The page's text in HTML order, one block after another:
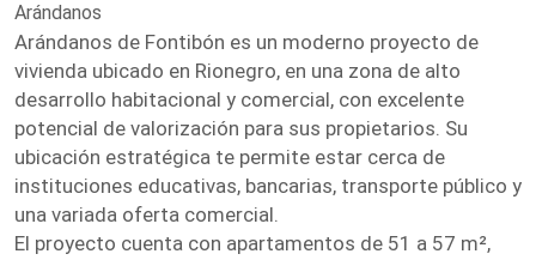
Arándanos
Arándanos de Fontibón es un moderno proyecto de
vivienda ubicado en Rionegro, en una zona de alto
desarrollo habitacional y comercial, con excelente
potencial de valorización para sus propietarios. Su
ubicación estratégica te permite estar cerca de
instituciones educativas, bancarias, transporte público y
una variada oferta comercial.
El proyecto cuenta con apartamentos de 51 a 57 m²,